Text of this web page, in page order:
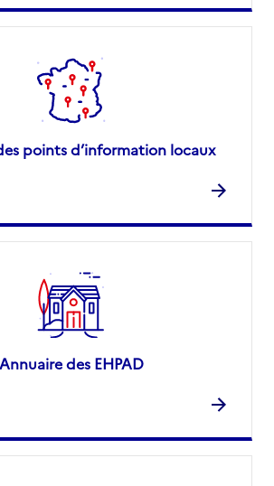
points d’information locaux
Annuaire des EHPAD